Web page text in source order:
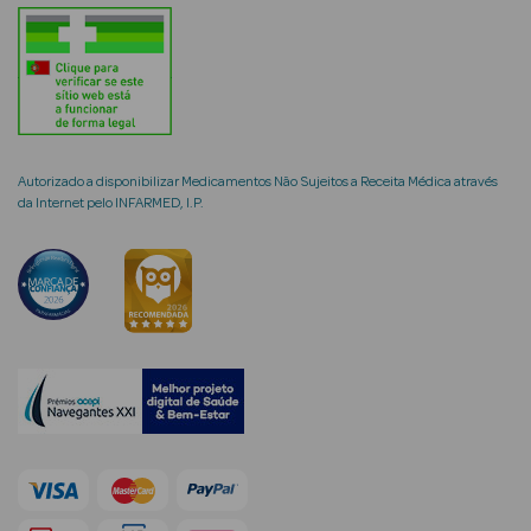
Rosto e
Ver Tudo
Rosto
Hidratantes
Séruns Faciais
Creme de Olhos
Anti-
Autorizado a disponibilizar Medicamentos Não Sujeitos a Receita Médica através
da Internet pelo INFARMED, I.P.